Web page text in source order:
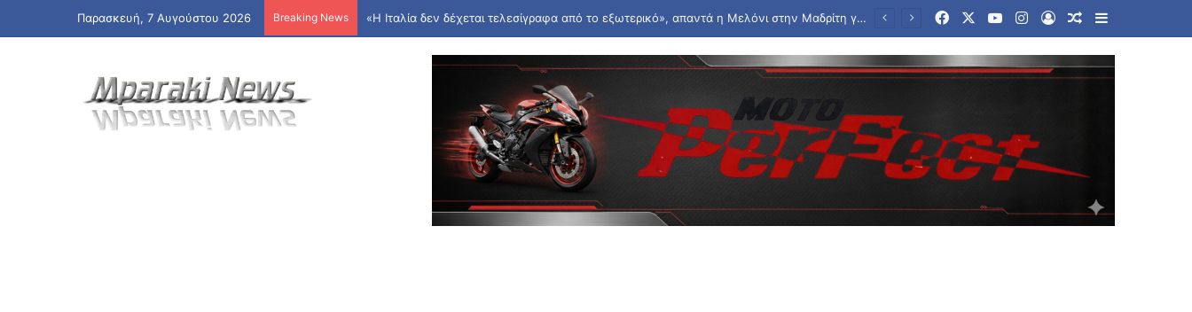
Παρασκευή, 7 Αυγούστου 2026 Breaking News Η Trade Estates ανακοινώνει τη συμφωνία για την απόκτηση ποσοστού 50% στο Sofia South Ring Mall FacebookYouTubeInstagram
Log InRandom Article
Sidebar